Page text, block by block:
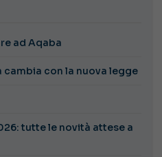
ad Aqaba
con la nuova legge
tutte le novità attese a